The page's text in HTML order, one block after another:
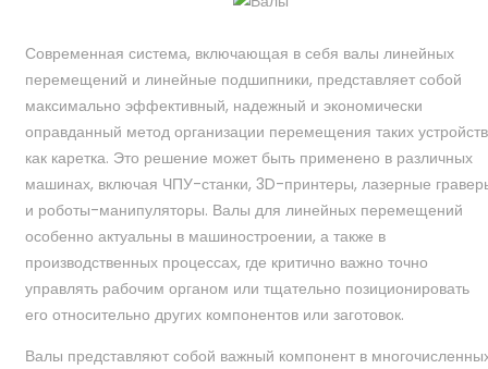
Современная система, включающая в себя валы линейных
перемещений и линейные подшипники, представляет собой
максимально эффективный, надежный и экономически
оправданный метод организации перемещения таких
как каретка. Это решение может быть применено в различных
машинах, включая ЧПУ-станки, 3D-принтеры, лазерные
и роботы-манипуляторы. Валы для линейных перемещений
особенно актуальны в машиностроении, а также в
производственных процессах, где критично важно точно
управлять рабочим органом или тщательно позиционировать
его относительно других компонентов или заготовок.
Валы представляют собой важный компонент в